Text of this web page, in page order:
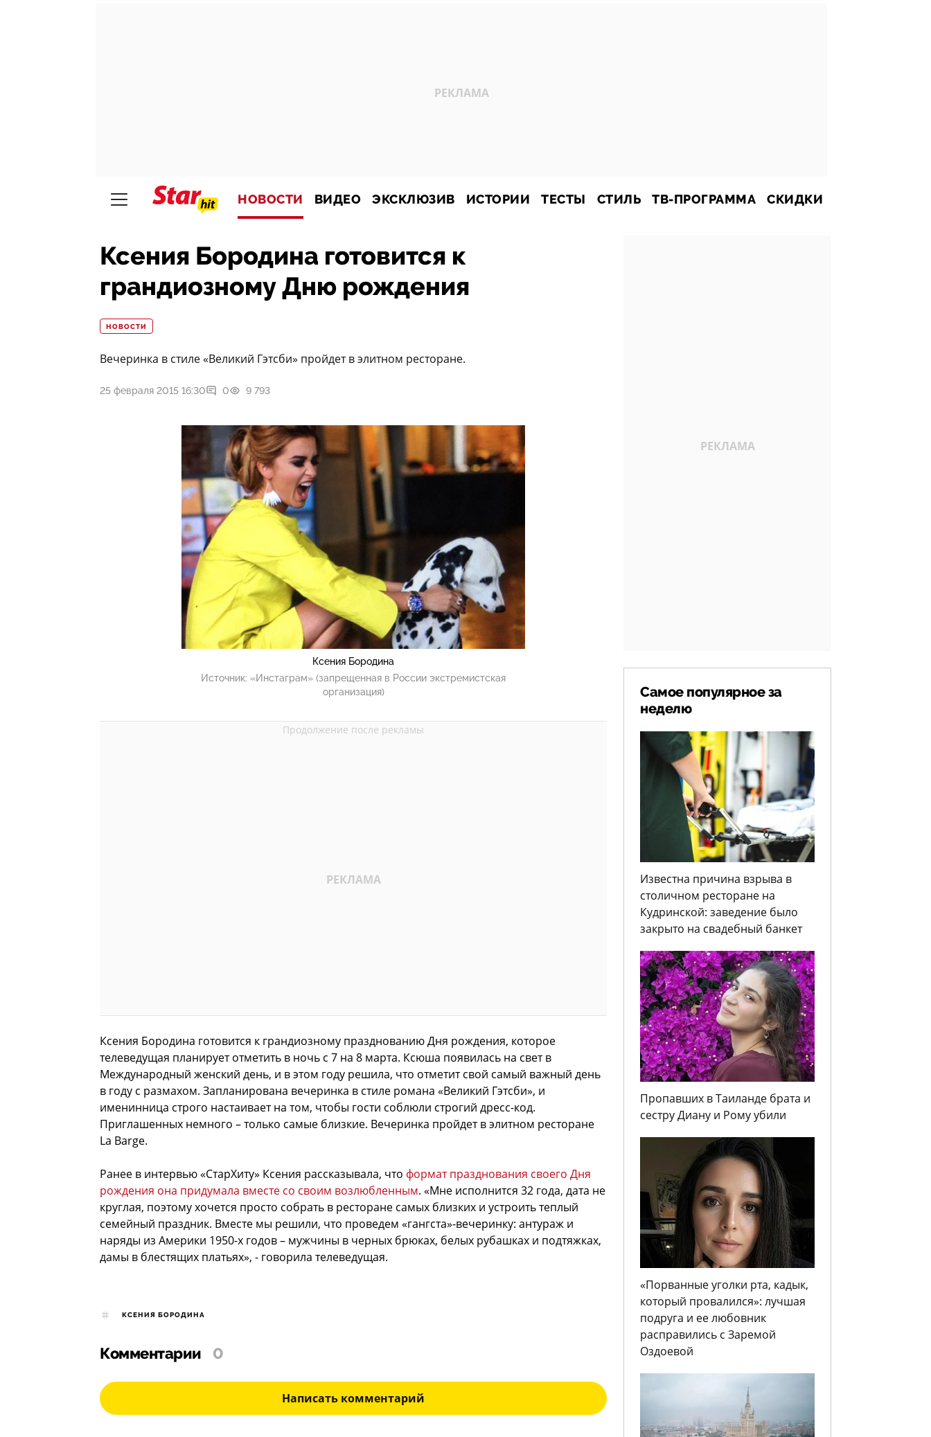
НОВОСТИ ВИДЕО ЭКСКЛЮЗИВ ИСТОРИИ ТЕСТЫ СТИЛЬ ТВ-ПРОГРАММА СКИДКИ
Ксения Бородина готовится к
грандиозному Дню рождения
НОВОСТИ
Вечеринка в стиле «Великий Гэтсби» пройдет в элитном ресторане.
25 февраля 2015 16:30 0 9 793
Ксения Бородина
Источник: «Инстаграм» (запрещенная в России экстремистская
организация)
Ксения Бородина готовится к грандиозному празднованию Дня рождения, которое
телеведущая планирует отметить в ночь с 7 на 8 марта. Ксюша появилась на свет в
Международный женский день, и в этом году решила, что отметит свой самый важный день
в году с размахом. Запланирована вечеринка в стиле романа «Великий Гэтсби», и
именинница строго настаивает на том, чтобы гости соблюли строгий дресс-код.
Приглашенных немного – только самые близкие. Вечеринка пройдет в элитном ресторане
La Barge.
Ранее в интервью «СтарХиту» Ксения рассказывала, что формат празднования своего Дня
рождения она придумала вместе со своим возлюбленным. «Мне исполнится 32 года, дата не
круглая, поэтому хочется просто собрать в ресторане самых близких и устроить теплый
семейный праздник. Вместе мы решили, что проведем «гангста»-вечеринку: антураж и
наряды из Америки 1950-х годов – мужчины в черных брюках, белых рубашках и подтяжках,
дамы в блестящих платьях», - говорила телеведущая.
КСЕНИЯ БОРОДИНА
Комментарии 0
Написать комментарий
Самое популярное за
неделю
Известна причина взрыва в
столичном ресторане на
Кудринской: заведение было
закрыто на свадебный банкет
Пропавших в Таиланде брата и
сестру Диану и Рому убили
«Порванные уголки рта, кадык,
который провалился»: лучшая
подруга и ее любовник
расправились с Заремой
Оздоевой